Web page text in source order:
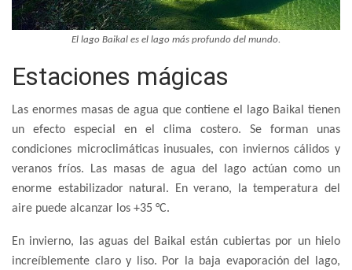
El lago Baikal es el lago más profundo del mundo.
Estaciones mágicas
Las enormes masas de agua que contiene el lago Baikal tienen
un efecto especial en el clima costero. Se forman unas
condiciones microclimáticas inusuales, con inviernos cálidos y
veranos fríos. Las masas de agua del lago actúan como un
enorme estabilizador natural. En verano, la temperatura del
aire puede alcanzar los +35 °С.
En invierno, las aguas del Baikal están cubiertas por un hielo
increíblemente claro y liso. Por la baja evaporación del lago,